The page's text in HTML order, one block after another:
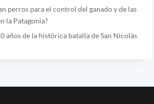
perros para el control del ganado y de las
la Patagonia?
años de la histórica batalla de San Nicolás